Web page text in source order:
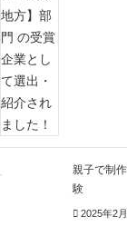
親子で制
験
2025年2